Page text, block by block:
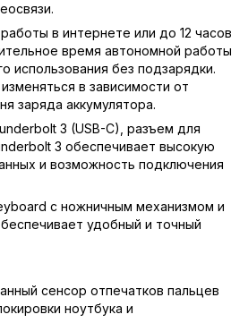
в интернете или до 12 часов
время автономной работы
использования без подзарядки.
в зависимости от
заряда аккумулятора.
3 (USB-C), разъем для
3 обеспечивает высокую
и возможность подключения
с ножничным механизмом и
удобный и точный
сенсор отпечатков пальцев
ноутбука и